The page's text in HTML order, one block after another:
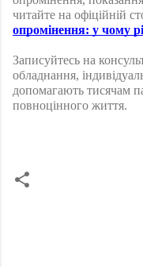
читайте на офіційній
опромінення: у чому
Записуйтесь на
обладнання,
допомагають тисячам
повноцінного життя.